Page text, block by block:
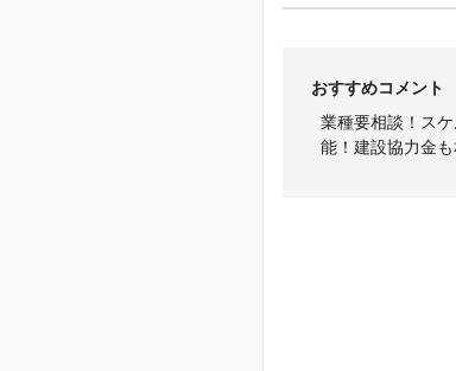
おすすめコメント
業種要相談！ス
能！建設協力金